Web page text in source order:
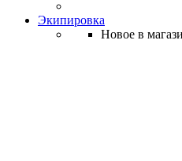
Экипировка
Новое в